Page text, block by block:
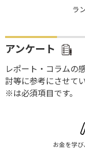
ラ
アンケート
レポート・コラムの
討等に参考にさせて
※は必須項目です。
お金を学